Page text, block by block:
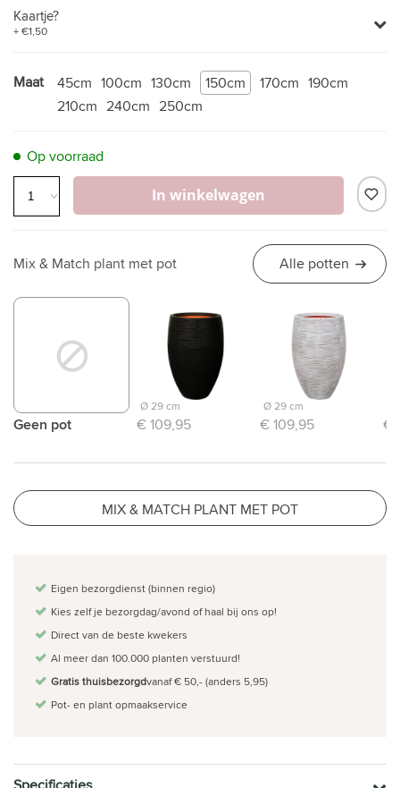
Kaartje?
+ €1,50
Maat 100cm 130cm 170cm
150cm
190cm
210cm
250cm
45cm
240cm
Op voorraad
In winkelwagen
Mix & Match plant met pot Alle potten
Geen pot € 109,95
Ø 29 cm
€ 109,95
Ø 29 cm
€
MIX & MATCH PLANT MET POT
Eigen bezorgdienst (binnen regio)
Kies zelf je bezorgdag/avond of haal bij ons op!
Direct van de beste kwekers
Al meer dan 100.000 planten verstuurd!
Gratis thuisbezorgdvanaf € 50,- (anders 5,95)
Pot- en plant opmaakservice